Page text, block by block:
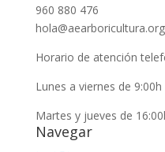
960 880 476
hola@aearboricultura.org
Horario de atención
Lunes a viernes de 9:00h
Martes y jueves de
Navegar